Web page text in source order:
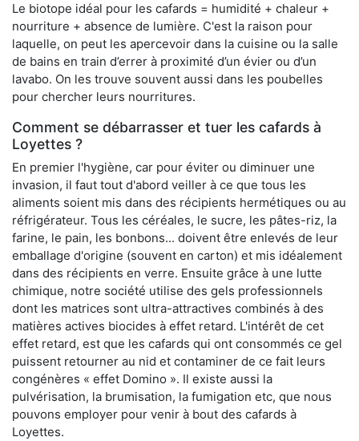
Le biotope idéal pour les cafards = humidité + chaleur +
nourriture + absence de lumière. C'est la raison pour
laquelle, on peut les apercevoir dans la cuisine ou la salle
de bains en train d’errer à proximité d’un évier ou d’un
lavabo. On les trouve souvent aussi dans les poubelles
pour chercher leurs nourritures.
Comment se débarrasser et tuer les cafards à
Loyettes ?
En premier l'hygiène, car pour éviter ou diminuer une
invasion, il faut tout d'abord veiller à ce que tous les
aliments soient mis dans des récipients hermétiques ou au
réfrigérateur. Tous les céréales, le sucre, les pâtes-riz, la
farine, le pain, les bonbons... doivent être enlevés de leur
emballage d'origine (souvent en carton) et mis idéalement
dans des récipients en verre. Ensuite grâce à une lutte
chimique, notre société utilise des gels professionnels
dont les matrices sont ultra-attractives combinés à des
matières actives biocides à effet retard. L'intérêt de cet
effet retard, est que les cafards qui ont consommés ce gel
puissent retourner au nid et contaminer de ce fait leurs
congénères « effet Domino ». Il existe aussi la
pulvérisation, la brumisation, la fumigation etc, que nous
pouvons employer pour venir à bout des cafards à
Loyettes.